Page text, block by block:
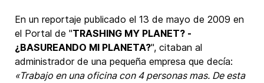
En un reportaje publicado el 13 de mayo de 2009 en
el Portal de "TRASHING MY PLANET? -
¿BASUREANDO MI PLANETA?", citaban al
administrador de una pequeña empresa que decía:
«Trabajo en una oficina con 4 personas mas. De esta